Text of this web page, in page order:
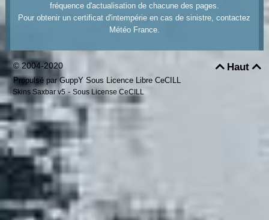
fréquence d'actualisation de chacune des pages.
Pour obtenir un certificat d'intempérie en cas de sinistre, contactez
Météo France.
Haut
© 2004-2020
Propulsé par GuppY Sous Licence Libre CeCILL
Skins Saxbar v5- Sous License CeCILL